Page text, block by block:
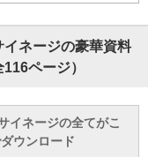
ンドの方が
りますね。というの
しないといけない
けてっていう風に
わせて、外にとかっ
、あとは人通りが
イネージの豪華資料
ページ）
イネージの全てがこ
ウンロード